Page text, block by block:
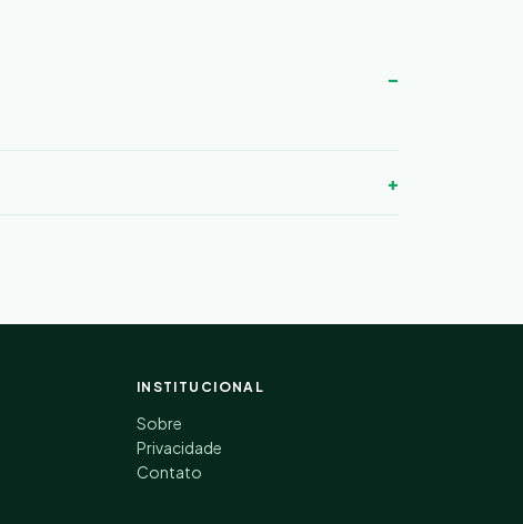
INSTITUCIONAL
Sobre
Privacidade
Contato